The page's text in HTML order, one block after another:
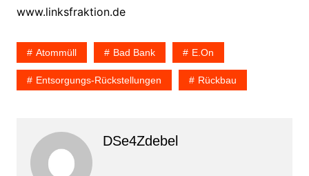
www.linksfraktion.de
Atommüll Bad Bank E.on
Entsorgungs-Rückstellungen Rückbau
DSe4Zdebel